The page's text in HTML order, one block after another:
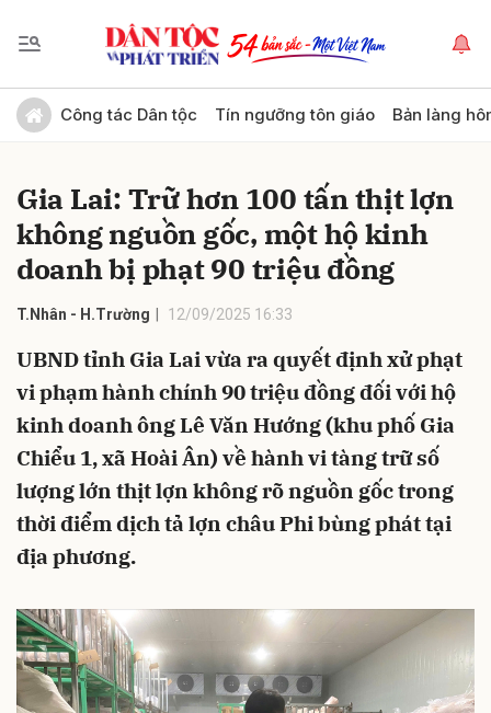
Công tác Dân tộc Tín ngưỡng tôn giáo Bản làng
Gia Lai: Trữ hơn 100 tấn thịt lợn
không nguồn gốc, một hộ kinh
doanh bị phạt 90 triệu đồng
T.Nhân - H.Trường 12/09/2025 16:33
UBND tỉnh Gia Lai vừa ra quyết định xử phạt
vi phạm hành chính 90 triệu đồng đối với hộ
kinh doanh ông Lê Văn Hướng (khu phố Gia
Chiểu 1, xã Hoài Ân) về hành vi tàng trữ số
lượng lớn thịt lợn không rõ nguồn gốc trong
thời điểm dịch tả lợn châu Phi bùng phát tại
địa phương.
Gửi bình luận